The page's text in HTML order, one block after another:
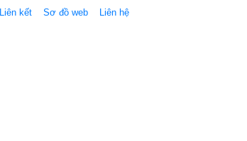
Liên kết Sơ đồ web Liên hệ